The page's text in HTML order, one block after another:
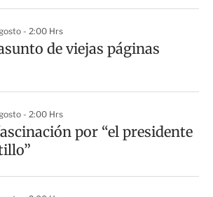
- 2:00 Hrs
de viejas páginas
- 2:00 Hrs
por “el presidente